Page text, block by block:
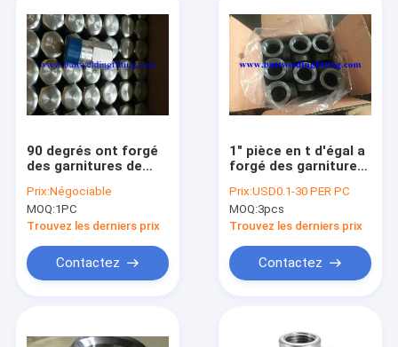
90 degrés ont forgé
des garnitures de
Prix:Négociable
MOQ:1PC
Trouvez les derniers prix
Contactez
1" pièce en t d'égal a
forgé des garnitures
Prix:USD0.1-30 PER PC
MOQ:3pcs
Trouvez les derniers prix
Contactez